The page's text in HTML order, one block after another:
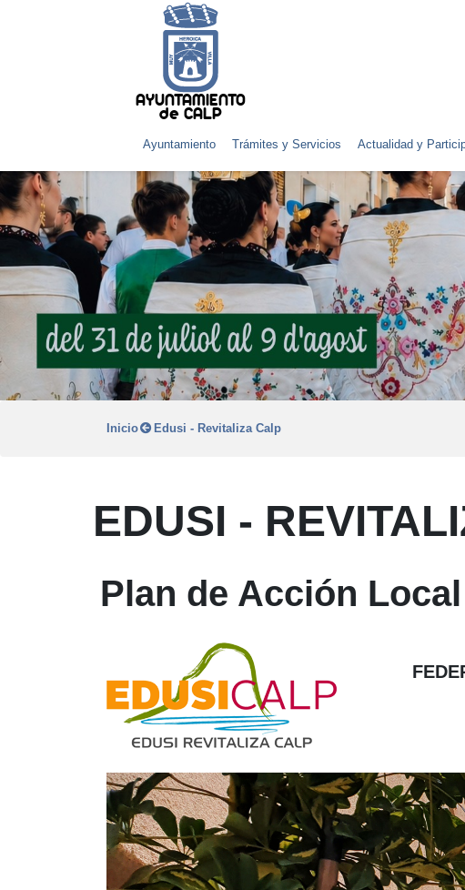
AYUNTAMIENTO
de CALP
Ayuntamiento Trámites y Servicios Actualidad y
Inicio Edusi - Revitaliza Calp
EDUSI -
Plan de Acción